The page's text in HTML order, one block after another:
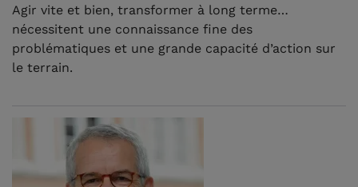
Agir vite et bien, transformer à long terme…
nécessitent une connaissance fine des
problématiques et une grande capacité d’action sur
le terrain.